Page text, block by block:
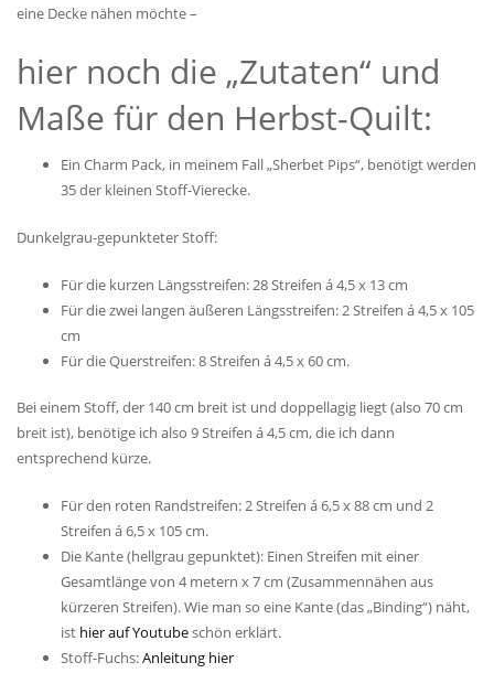
eine Decke nähen möchte –
hier noch die „Zutaten“ und
Maße für den Herbst-Quilt:
Ein Charm Pack, in meinem Fall „Sherbet Pips“, benötigt werden
35 der kleinen Stoff-Vierecke.
Dunkelgrau-gepunkteter Stoff:
Für die kurzen Längsstreifen: 28 Streifen á 4,5 x 13 cm
Für die zwei langen äußeren Längsstreifen: 2 Streifen á 4,5 x 105
cm
Für die Querstreifen: 8 Streifen á 4,5 x 60 cm.
Bei einem Stoff, der 140 cm breit ist und doppellagig liegt (also 70 cm
breit ist), benötige ich also 9 Streifen á 4,5 cm, die ich dann
entsprechend kürze.
Für den roten Randstreifen: 2 Streifen á 6,5 x 88 cm und 2
Streifen á 6,5 x 105 cm.
Die Kante (hellgrau gepunktet): Einen Streifen mit einer
Gesamtlänge von 4 metern x 7 cm (Zusammennähen aus
kürzeren Streifen). Wie man so eine Kante (das „Binding“) näht,
ist hier auf Youtubeschön erklärt.
Stoff-Fuchs:Anleitung hier